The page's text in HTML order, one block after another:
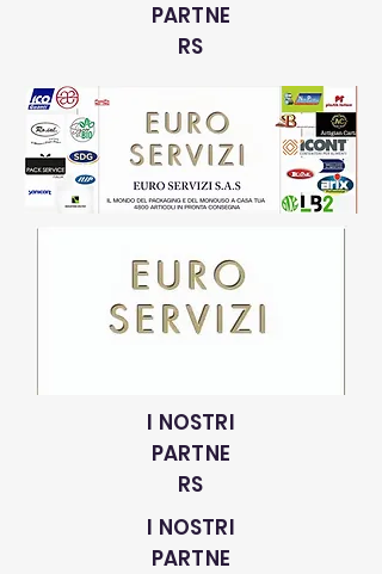
PARTNE
RS
I NOSTRI
PARTNE
RS
I NOSTRI
PARTNE